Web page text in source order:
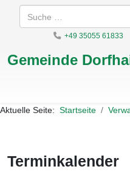
Suchen
+49 35055 61833
Gemeinde
Aktuelle Seite: Startseite
Terminkalender